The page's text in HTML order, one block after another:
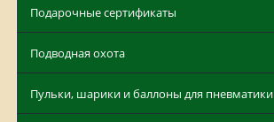
Подарочные сертификаты
Подводная охота
Пульки, шарики и баллоны для пневматики